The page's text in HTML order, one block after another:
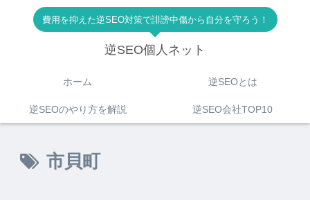
費用を抑えた逆SEO対策で誹謗中傷から自分を守ろう！
逆SEO個人ネット
ホーム 逆SEOとは
逆SEOのやり方を解説 逆SEO会社TOP10
市貝町